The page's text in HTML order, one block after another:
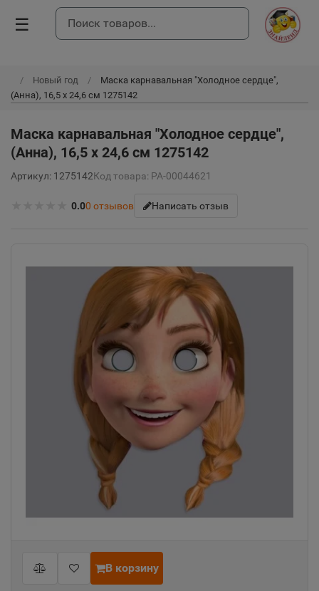
☰
Новый год
Маска карнавальная "Холодное сердце",
(Анна), 16,5 х 24,6 см 1275142
Маска карнавальная "Холодное сердце",
(Анна), 16,5 х 24,6 см 1275142
Артикул: 1275142Код товара: РА-00044621
0.00 отзывов Написать отзыв
В корзину